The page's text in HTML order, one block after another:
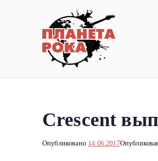
Crescent
Опубликовано 14.06.2017